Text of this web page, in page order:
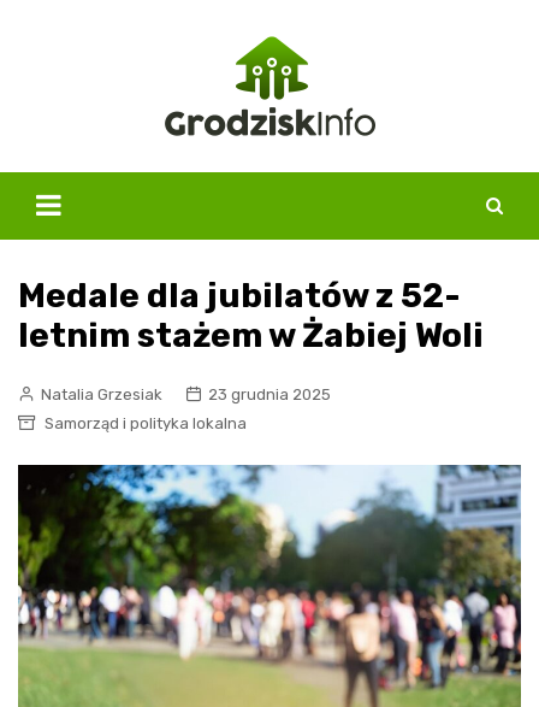
Medale dla jubilatów z 52-
letnim stażem w Żabiej Woli
Natalia Grzesiak
23 grudnia 2025
Samorząd i polityka lokalna